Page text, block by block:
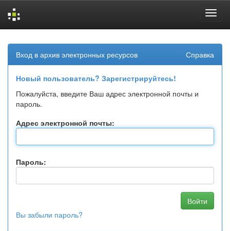
navigation
Вход в архив электронных ресурсов Справка
Новый пользователь? Зарегистрируйтесь!
Пожалуйста, введите Ваш адрес электронной почты и
пароль.
Адрес электронной почты:
Пароль:
Вы забыли пароль?